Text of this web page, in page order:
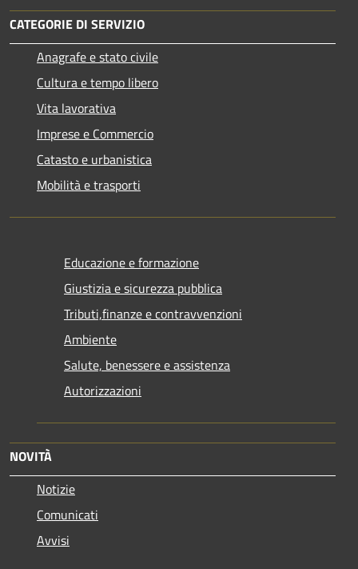
CATEGORIE DI SERVIZIO
Anagrafe e stato civile
Cultura e tempo libero
Vita lavorativa
Imprese e Commercio
Catasto e urbanistica
Mobilità e trasporti
Educazione e formazione
Giustizia e sicurezza pubblica
Tributi,finanze e contravvenzioni
Ambiente
Salute, benessere e assistenza
Autorizzazioni
NOVITÀ
Notizie
Comunicati
Avvisi